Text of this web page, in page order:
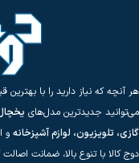
هر آنچه که نیاز دارید را با
می‌توانید جدیدترین مدل‌های
گازی، تلویزیون، لوازم آشپزخانه و
دوج کالا با تنوع بالا، ضمانت